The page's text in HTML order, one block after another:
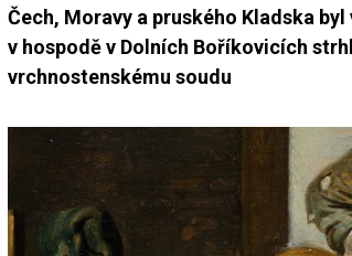
Čech, Moravy a pruského Kladska
v hospodě v Dolních Boříkovicích
vrchnostenskému soudu